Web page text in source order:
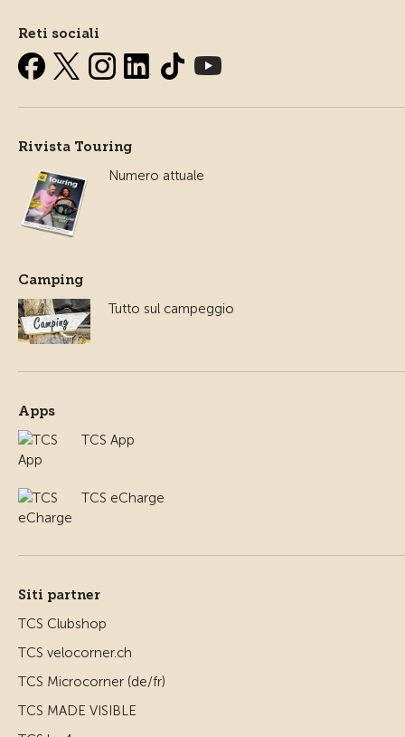
Reti sociali
Rivista Touring
Numero attuale
Camping
Tutto sul campeggio
Apps
TCS App
TCS eCharge
Siti partner
TCS Clubshop
TCS velocorner.ch
TCS Microcorner (de/fr)
TCS MADE VISIBLE